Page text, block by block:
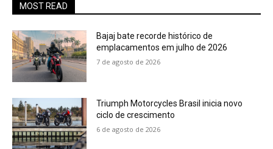
MOST READ
Bajaj bate recorde histórico de
emplacamentos em julho de 2026
7 de agosto de 2026
Triumph Motorcycles Brasil inicia novo
ciclo de crescimento
6 de agosto de 2026